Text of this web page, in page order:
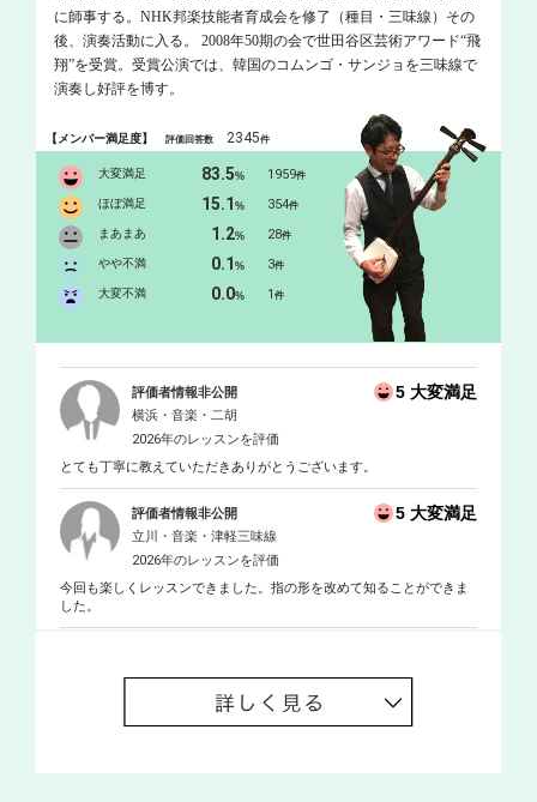
に師事する。NHK邦楽技能者育成会を修了（種目・三味線）その
後、演奏活動に入る。 2008年50期の会で世田谷区芸術アワード“飛
翔”を受賞。受賞公演では、韓国のコムンゴ・サンジョを三味線で
演奏し好評を博す。
【メンバー満足度】評価回答数 2345件
大変満足 83.5% 1959件
ほぼ満足 15.1% 354件
まあまあ 1.2% 28件
やや不満 0.1% 3件
大変不満 0.0% 1件
評価者情報非公開 5 大変満足
横浜・音楽・二胡
2026年のレッスンを評価
とても丁寧に教えていただきありがとうございます。
評価者情報非公開 5 大変満足
立川・音楽・津軽三味線
2026年のレッスンを評価
今回も楽しくレッスンできました。指の形を改めて知ることができま
した。